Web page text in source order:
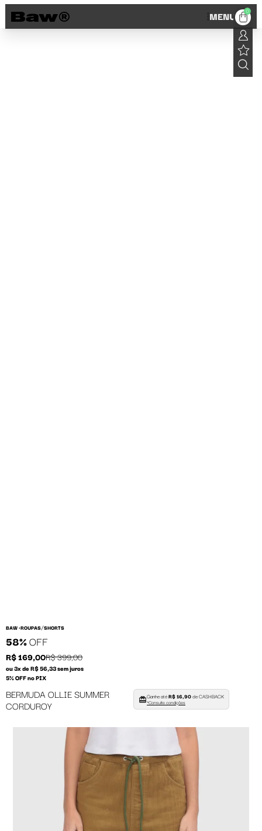
MENU 0
BAW •ROUPAS/SHORTS
58%OFF
R$ 169,00R$ 399,00
ou 3x de R$ 56,33 sem juros
5% OFF no PIX
BERMUDA OLLIE SUMMER
CORDUROY
Ganhe atéR$ 16,90de CASHBACK
*Consulte condições